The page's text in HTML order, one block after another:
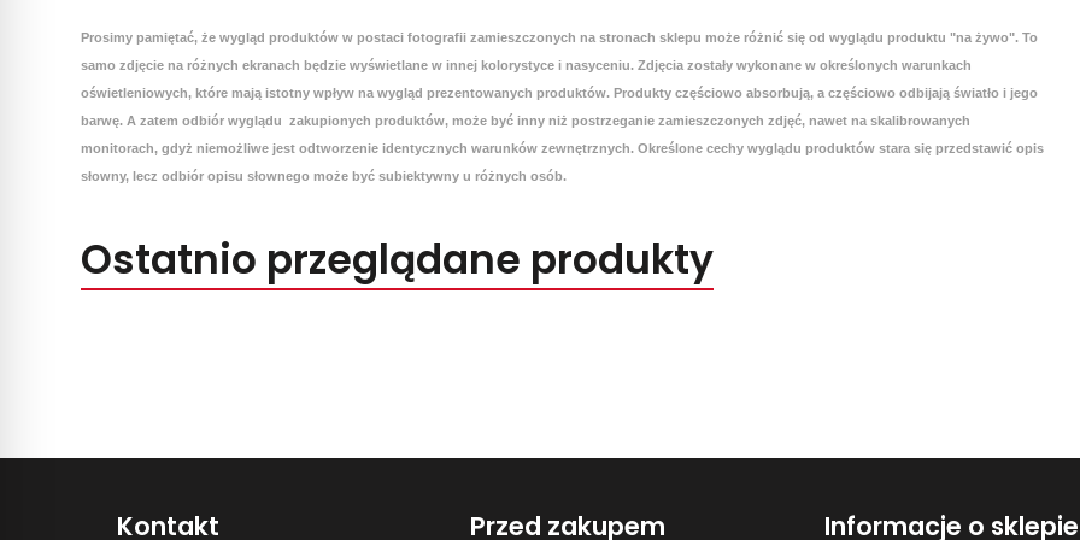
Prosimy pamiętać, że wygląd produktów w postaci fotografii zamieszczonych na stronach sklepu może różnić się od wyglądu produktu "na żywo". To
samo zdjęcie na różnych ekranach będzie wyświetlane w innej kolorystyce i nasyceniu. Zdjęcia zostały wykonane w określonych warunkach
oświetleniowych, które mają istotny wpływ na wygląd prezentowanych produktów. Produkty częściowo absorbują, a częściowo odbijają światło i jego
barwę. A zatem odbiór wyglądu zakupionych produktów, może być inny niż postrzeganie zamieszczonych zdjęć, nawet na skalibrowanych
monitorach, gdyż niemożliwe jest odtworzenie identycznych warunków zewnętrznych. Określone cechy wyglądu produktów stara się przedstawić opis
słowny, lecz odbiór opisu słownego może być subiektywny u różnych osób.
Ostatnio przeglądane produkty
Kontakt Przed zakupem Informacje o sklepie